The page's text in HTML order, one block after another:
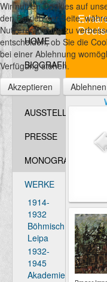
HOME
BIOGRAFIE
FOTOS
AUSSTELLUNGEN
PRESSE
MONOGRAFIEN
WERKE
1914-
1932
Böhmisch
Leipa
1932-
1945
Akademie
Wir nutzen Cookies auf
den Betrieb der Seite,
Nutzererfahrung zu
entscheiden, ob Sie die
bei einer Ablehnung
Verfügung stehen.
Akzeptieren
Ablehnen